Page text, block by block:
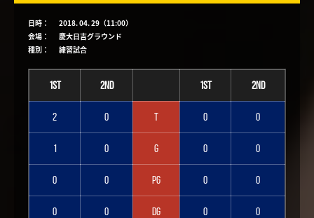
日時：
2018. 04. 29（11:00）
会場：
慶大日吉グラウンド
種別：
練習試合
1st 2nd 1st 2nd
2 0 T 0 0
1 0 G 0 0
0 0 PG 0 0
0 0 DG 0 0